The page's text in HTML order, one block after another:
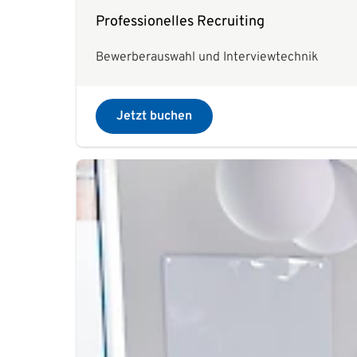
Professionelles Recruiting
Bewerberauswahl und Interviewtechnik
Jetzt buchen